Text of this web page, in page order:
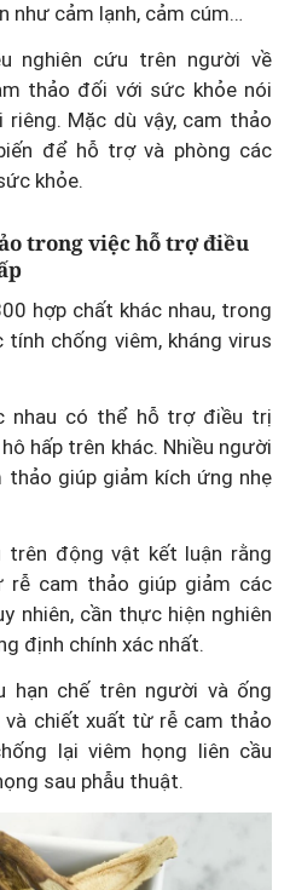
như cảm lạnh, cảm cúm…
nghiên cứu trên người về
thảo đối với sức khỏe nói
riêng. Mặc dù vậy, cam thảo
để hỗ trợ và phòng các
khỏe.
trong việc hỗ trợ điều
hợp chất khác nhau, trong
chống viêm, kháng virus
nhau có thể hỗ trợ điều trị
hấp trên khác. Nhiều người
giúp giảm kích ứng nhẹ
trên động vật kết luận rằng
rễ cam thảo giúp giảm các
nhiên, cần thực hiện nghiên
định chính xác nhất.
hạn chế trên người và ống
chiết xuất từ rễ cam thảo
lại viêm họng liên cầu
sau phẫu thuật.